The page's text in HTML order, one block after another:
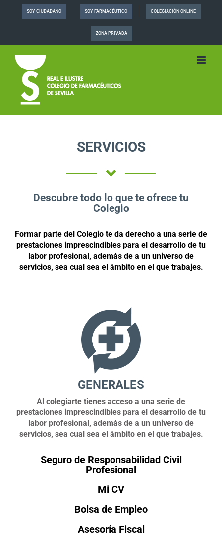
SOY CIUDADANO SOY FARMACÉUTICO COLEGIACIÓN ONLINE
ZONA PRIVADA
SERVICIOS
Descubre todo lo que te ofrece tu
Colegio
Formar parte del Colegio te da derecho a una serie de
prestaciones imprescindibles para el desarrollo de tu
labor profesional, además de a un universo de
servicios, sea cual sea el ámbito en el que trabajes.
GENERALES
Al colegiarte tienes acceso a una serie de
prestaciones imprescindibles para el desarrollo de tu
labor profesional, además de a un universo de
servicios, sea cual sea el ámbito en el que trabajes.
Seguro de Responsabilidad Civil
Profesional
Mi CV
Bolsa de Empleo
Asesoría Fiscal